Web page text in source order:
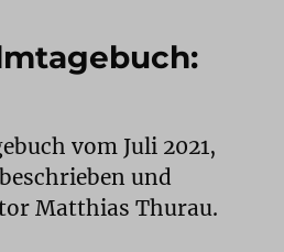
vom Juli 2021,
und
Matthias Thurau.